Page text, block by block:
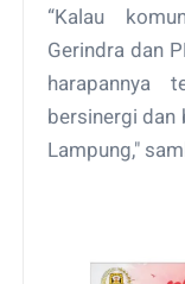
“Kalau
Gerindra dan
harapannya
bersinergi dan
Lampung,"